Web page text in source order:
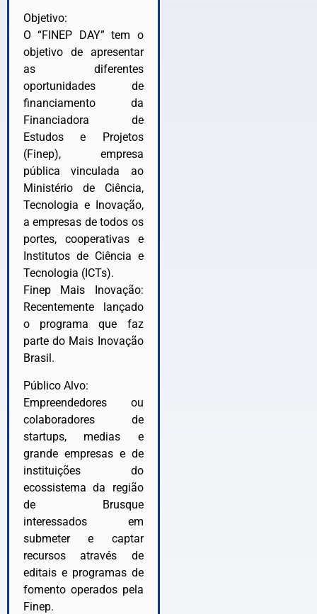
Objetivo:
O “FINEP DAY” tem o
objetivo de apresentar
as diferentes
oportunidades de
financiamento da
Financiadora de
Estudos e Projetos
(Finep), empresa
pública vinculada ao
Ministério de Ciência,
Tecnologia e Inovação,
a empresas de todos os
portes, cooperativas e
Institutos de Ciência e
Tecnologia (ICTs).
Finep Mais Inovação:
Recentemente lançado
o programa que faz
parte do Mais Inovação
Brasil.
Público Alvo:
Empreendedores ou
colaboradores de
startups, medias e
grande empresas e de
instituições do
ecossistema da região
de Brusque
interessados em
submeter e captar
recursos através de
editais e programas de
fomento operados pela
Finep.